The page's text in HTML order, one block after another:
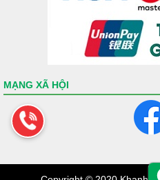
MẠNG XÃ HỘI